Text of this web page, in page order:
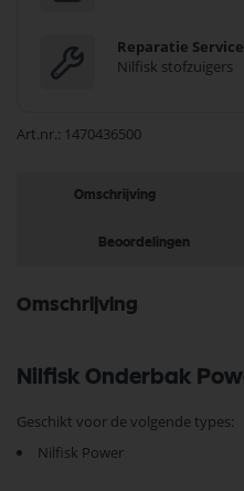
Reparatie Service
Nilfisk stofzuigers
Art.nr. 1470436500
Omschrijving
Beoordelingen
Omschrijving
Nilfisk Onderbak
Geschikt voor de volgende types:
Nilfisk Power